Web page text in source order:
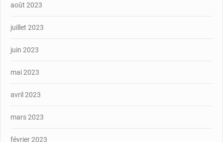
août 2023
juillet 2023
juin 2023
mai 2023
avril 2023
mars 2023
février 2023